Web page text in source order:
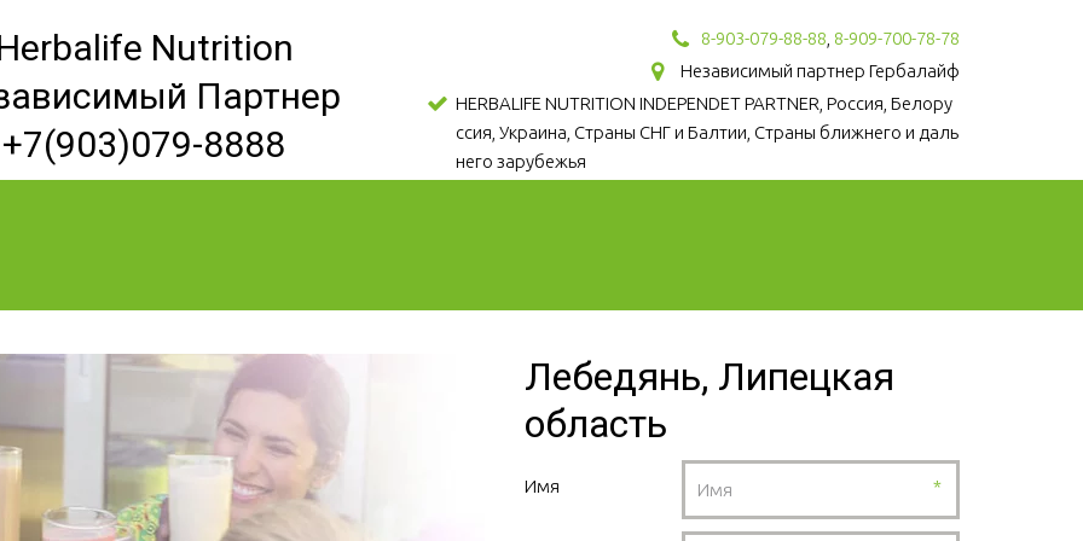
Nutrition
Партнер
+7(903)079-8888
8-903-079-88-88 8-909-700-78-78
Независимый партнер Гербалайф
HERBALIFE NUTRITION INDEPENDET PARTNER, Россия, Белору
ссия, Украина, Страны СНГ и Балтии, Страны ближнего и даль
него зарубежья
Лебедянь, Липецкая
область
Имя *